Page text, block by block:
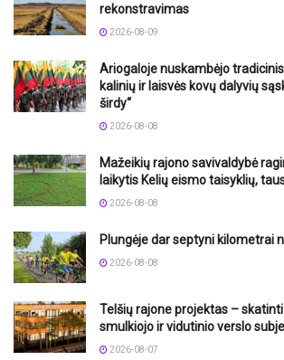
rekonstravimas
2026-08-09
Ariogaloje nuskambėjo
kalinių ir laisvės kovų dalyvių
širdy“
2026-08-08
Mažeikių rajono savivaldybė
laikytis Kelių eismo taisyklių,
2026-08-08
Plungėje dar septyni kilometrai
2026-08-08
Telšių rajone projektas –
smulkiojo ir vidutinio verslo
2026-08-07